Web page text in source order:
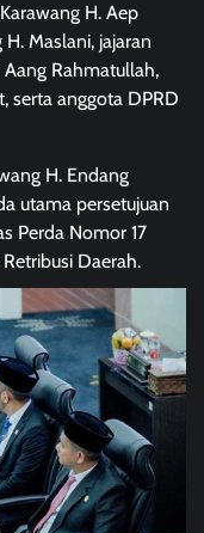
H. Aep
Maslani, jajaran
Aang Rahmatullah,
serta anggota DPRD
H. Endang
utama persetujuan
Perda Nomor 17
Daerah.